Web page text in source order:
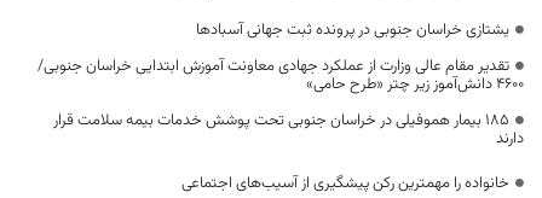
یشتازی خراسان جنوبی در پرونده ثبت جهانی آسبادها
تقدیر مقام عالی وزارت از عملکرد جهادی معاونت آموزش ابتدایی خراسان جنوبی/
۴۶۰۰ دانش‌آموز زیر چتر «طرح حامی»
۱۸۵ بیمار هموفیلی در خراسان جنوبی تحت پوشش خدمات بیمه سلامت قرار
دارند
خانواده را مهمترین رکن پیشگیری از آسیب‌های اجتماعی